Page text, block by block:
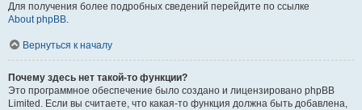
Для получения более подробных сведений перейдите по ссылке
About phpBB.
Вернуться к началу
Почему здесь нет такой-то функции?
Это программное обеспечение было создано и лицензировано phpBB
Limited. Если вы считаете, что какая-то функция должна быть добавлена,